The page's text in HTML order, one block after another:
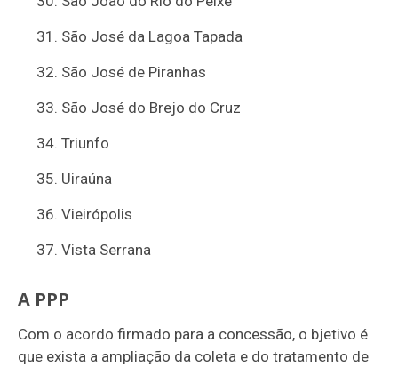
São José da Lagoa Tapada
São José de Piranhas
São José do Brejo do Cruz
Triunfo
Uiraúna
Vieirópolis
Vista Serrana
A PPP
Com o acordo firmado para a concessão, o bjetivo é
que exista a ampliação da coleta e do tratamento de